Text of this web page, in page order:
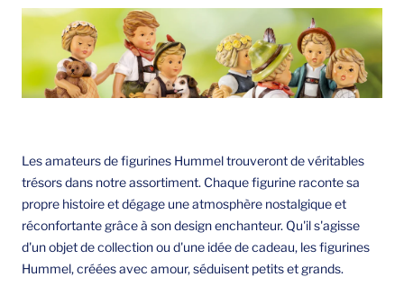
Les amateurs de figurines Hummel trouveront de véritables
trésors dans notre assortiment. Chaque figurine raconte sa
propre histoire et dégage une atmosphère nostalgique et
réconfortante grâce à son design enchanteur. Qu'il s'agisse
d'un objet de collection ou d'une idée de cadeau, les figurines
Hummel, créées avec amour, séduisent petits et grands.